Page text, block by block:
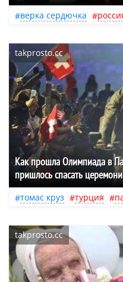
верка сердючка
takprosto.cc
Как прошла Олимпиада в
пришлось спасать
томас круз турция
takprosto.cc